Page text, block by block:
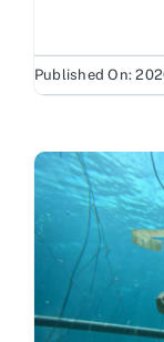
Published On: